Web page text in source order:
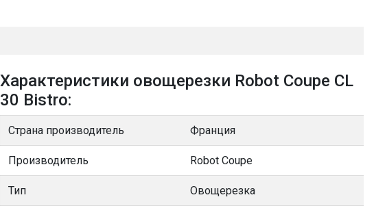
Характеристики овощерезки Robot Coupe CL
30 Bistro:
Страна производитель Франция
Производитель Robot Coupe
Тип Овощерезка